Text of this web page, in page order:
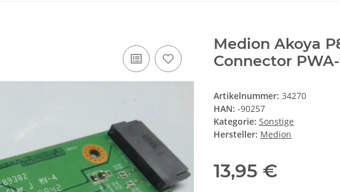
Medion Akoya
Connector
Artikelnummer: 34270
HAN: -90257
Kategorie: Sonstige
Hersteller: Medion
13,95 €